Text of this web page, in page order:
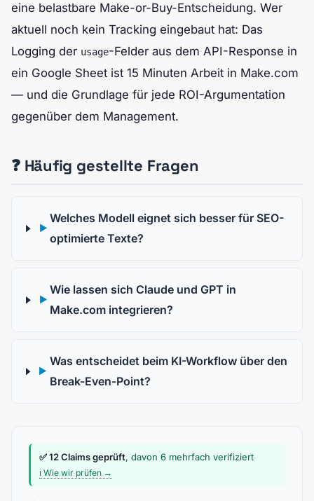
eine belastbare Make-or-Buy-Entscheidung. Wer
aktuell noch kein Tracking eingebaut hat: Das
Logging der usage-Felder aus dem API-Response in
ein Google Sheet ist 15 Minuten Arbeit in Make.com
— und die Grundlage für jede ROI-Argumentation
gegenüber dem Management.
❓ Häufig gestellte Fragen
▶
Welches Modell eignet sich besser für SEO-
optimierte Texte?
▶
Wie lassen sich Claude und GPT in
Make.com integrieren?
▶
Was entscheidet beim KI-Workflow über den
Break-Even-Point?
✅ 12 Claims geprüft, davon 6 mehrfach verifiziert
ℹ️ Wie wir prüfen →